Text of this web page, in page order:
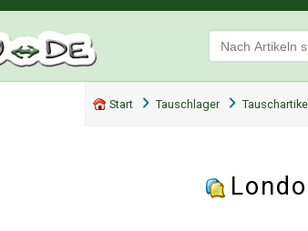
Start Tauschlager